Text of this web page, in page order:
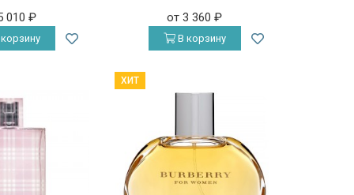
010₽ от 3 360₽
В корзину
ХИТ